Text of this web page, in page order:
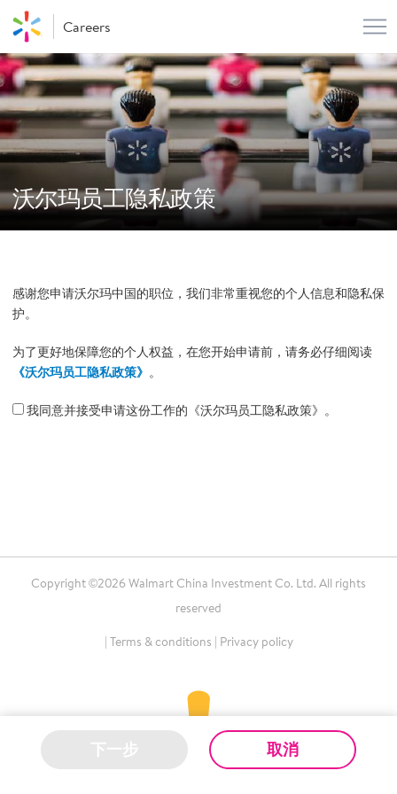
Careers
沃尔玛员工隐私政策
感谢您申请沃尔玛中国的职位，我们非常重视您的个人信息和隐私保
护。
为了更好地保障您的个人权益，在您开始申请前，请务必仔细阅读
《沃尔玛员工隐私政策》 。
我同意并接受申请这份工作的《沃尔玛员工隐私政策》。
取消
Copyright ©2026 Walmart China Investment Co. Ltd. All rights
reserved
| Terms & conditions | Privacy policy